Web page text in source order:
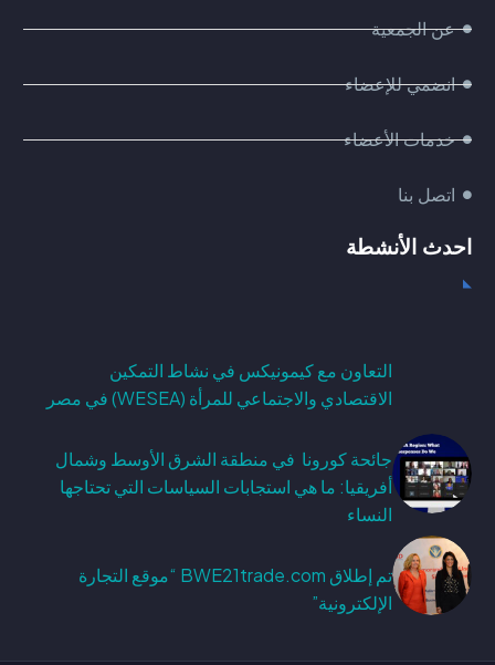
عن الجمعية
انضمي للإعضاء
خدمات الأعضاء
اتصل بنا
احدث الأنشطة
التعاون مع كيمونيكس في نشاط التمكين
الاقتصادي والاجتماعي للمرأة (WESEA) في مصر
جائحة كورونا في منطقة الشرق الأوسط وشمال
أفريقيا: ما هي استجابات السياسات التي تحتاجها
النساء
تم إطلاق BWE21trade.com “موقع التجارة
الإلكترونية”